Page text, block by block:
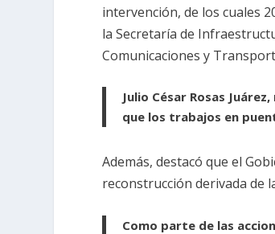
intervención, de los cuales
la Secretaría de
Comunicaciones y
Julio César Rosas
que los trabajos en
Además, destacó que el
reconstrucción derivada de
Como parte de las